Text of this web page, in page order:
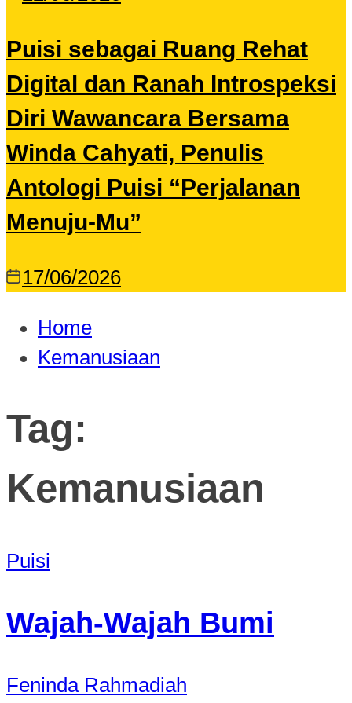
Puisi sebagai Ruang Rehat
Digital dan Ranah Introspeksi
Diri Wawancara Bersama
Winda Cahyati, Penulis
Antologi Puisi “Perjalanan
Menuju-Mu”
17/06/2026
Home
Kemanusiaan
Tag:
Kemanusiaan
Puisi
Wajah-Wajah Bumi
Feninda Rahmadiah